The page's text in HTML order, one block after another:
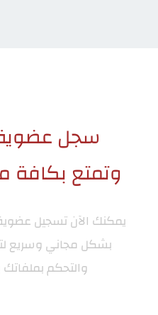
سجل عضوية
وتمتع بكافة
يمكنك الآن تسجيل
بشكل مجاني وسريع
والتحكم بملفاتك